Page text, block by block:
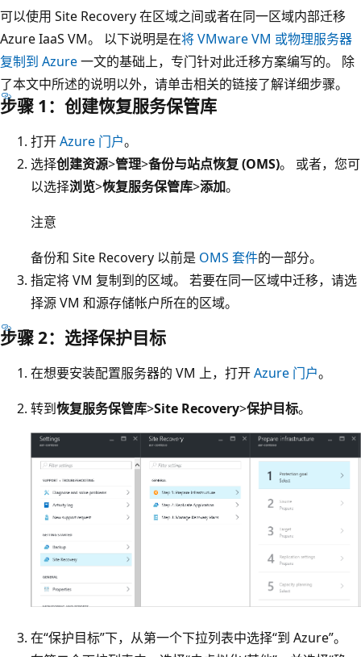
可以使用 Site Recovery 在区域之间或者在同一区域内部迁移
Azure IaaS VM。 以下说明是在将 VMware VM 或物理服务器
复制到 Azure一文的基础上，专门针对此迁移方案编写的。 除
了本文中所述的说明以外，请单击相关的链接了解详细步骤。
步骤 1：创建恢复服务保管库
打开Azure 门户。
选择创建资源>管理>备份与站点恢复 (OMS)。 或者，您可
以选择浏览>恢复服务保管库>添加。
注意
备份和 Site Recovery 以前是 OMS 套件的一部分。
指定将 VM 复制到的区域。 若要在同一区域中迁移，请选
择源 VM 和源存储帐户所在的区域。
步骤 2：选择保护目标
在想要安装配置服务器的 VM 上，打开Azure 门户。
转到恢复服务保管库>Site Recovery>保护目标。
在“保护目标”下，从第一个下拉列表中选择“到 Azure”。